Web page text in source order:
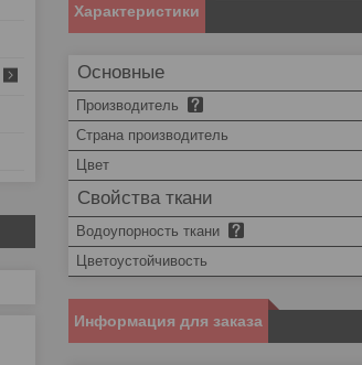
Характеристики
Основные
Производитель
Страна производитель
Цвет
Свойства ткани
Водоупорность ткани
Цветоустойчивость
Информация для заказа